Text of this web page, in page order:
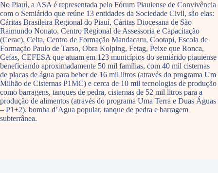
No Piauí, a ASA é representada pelo Fórum Piauiense de Convivência
com o Semiárido que reúne 13 entidades da Sociedade Civil, são elas:
Cáritas Brasileira Regional do Piauí, Cáritas Diocesana de São
Raimundo Nonato, Centro Regional de Assessoria e Capacitação
(Cerac), Celta, Centro de Formação Mandacaru, Cootapi, Escola de
Formação Paulo de Tarso, Obra Kolping, Fetag, Peixe que Ronca,
Cefas, CEFESA que atuam em 123 municípios do semiárido piauiense
beneficiando aproximadamente 50 mil famílias, com 40 mil cisternas
de placas de água para beber de 16 mil litros (através do programa Um
Milhão de Cisternas P1MC) e cerca de 10 mil tecnologias de produção
como barragens, tanques de pedra, cisternas de 52 mil litros para a
produção de alimentos (através do programa Uma Terra e Duas Águas
– P1+2), bomba d’Agua popular, tanque de pedra e barragem
subterrânea.